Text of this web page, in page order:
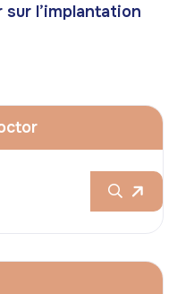
l’implantation